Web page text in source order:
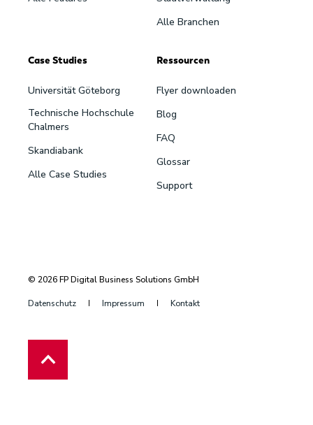
Alle Branchen
Case Studies
Universität Göteborg
Technische Hochschule
Chalmers
Skandiabank
Alle Case Studies
Ressourcen
Flyer downloaden
Blog
FAQ
Glossar
Support
© 2026 FP Digital Business Solutions GmbH
Datenschutz Impressum Kontakt